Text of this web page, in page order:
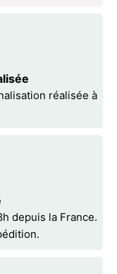
réalisée à
depuis la France.